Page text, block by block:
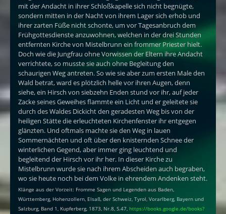
mit der Andacht in ihrer Schloßkapelle sich nicht begnügte,
sondern mitten in der Nacht von ihrem Lager sich erhob und
ihrer zarten Füße nicht schonte, um vor Tagesanbruch dem
Frühgottesdienste anzuwohnen, welchen in der drei Stunden
entfernten Kirche von Mistelbrunn ein frommer Priester hielt.
Doch wie die Jungfrau ohne Vorwissen der Eltern ihre Andacht
verrichtete, so musste sie auch ohne Begleitung den
schaurigen Weg antreten. So wie sie aber zum ersten Male den
Wald betrat, ward es plötzlich helle vor ihren Augen, denn
siehe, ein Hirsch von siebzehn Enden stund vor ihr, auf jeder
Zacke seines Geweihes flammte ein Licht und er geleitete sie
durch des Waldes Dickicht den geradesten Weg bis von der
heiligen Stätte die erleuchteten Kirchenfenster ihr entgegen
glänzten. Und oftmals machte sie den Weg in lauen
Sommernächten und oft über den knisternden Schnee der
winterlichen Gegend, aber immer ging leuchtend und
begleitend der Hirsch vor ihr her. In dieser Kirche zu
Mistelbrunn wurde sie nach ihrem Abscheiden auch begraben,
wo sie heute noch bei dem Volke in ehrendem Andenken steht.
Klänge aus der Vorzeit: Fromme Sagen und Legenden aus Baden,
Württemberg, Hohenzollern, Elsaß, der Schweiz, Tyrol, Vorarlberg, Bayern und
Salzburg, Band 1, Kupferberg, 1873, Nr.8, S.47, https://books.google.de/books?